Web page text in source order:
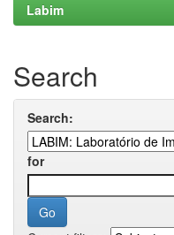
Labim
Search
Search:
for